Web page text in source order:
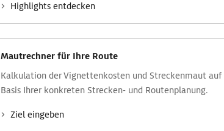
Highlights entdecken
Mautrechner für Ihre Route
Kalkulation der Vignettenkosten und Streckenmaut auf
Basis Ihrer konkreten Strecken- und Routenplanung.
Ziel eingeben